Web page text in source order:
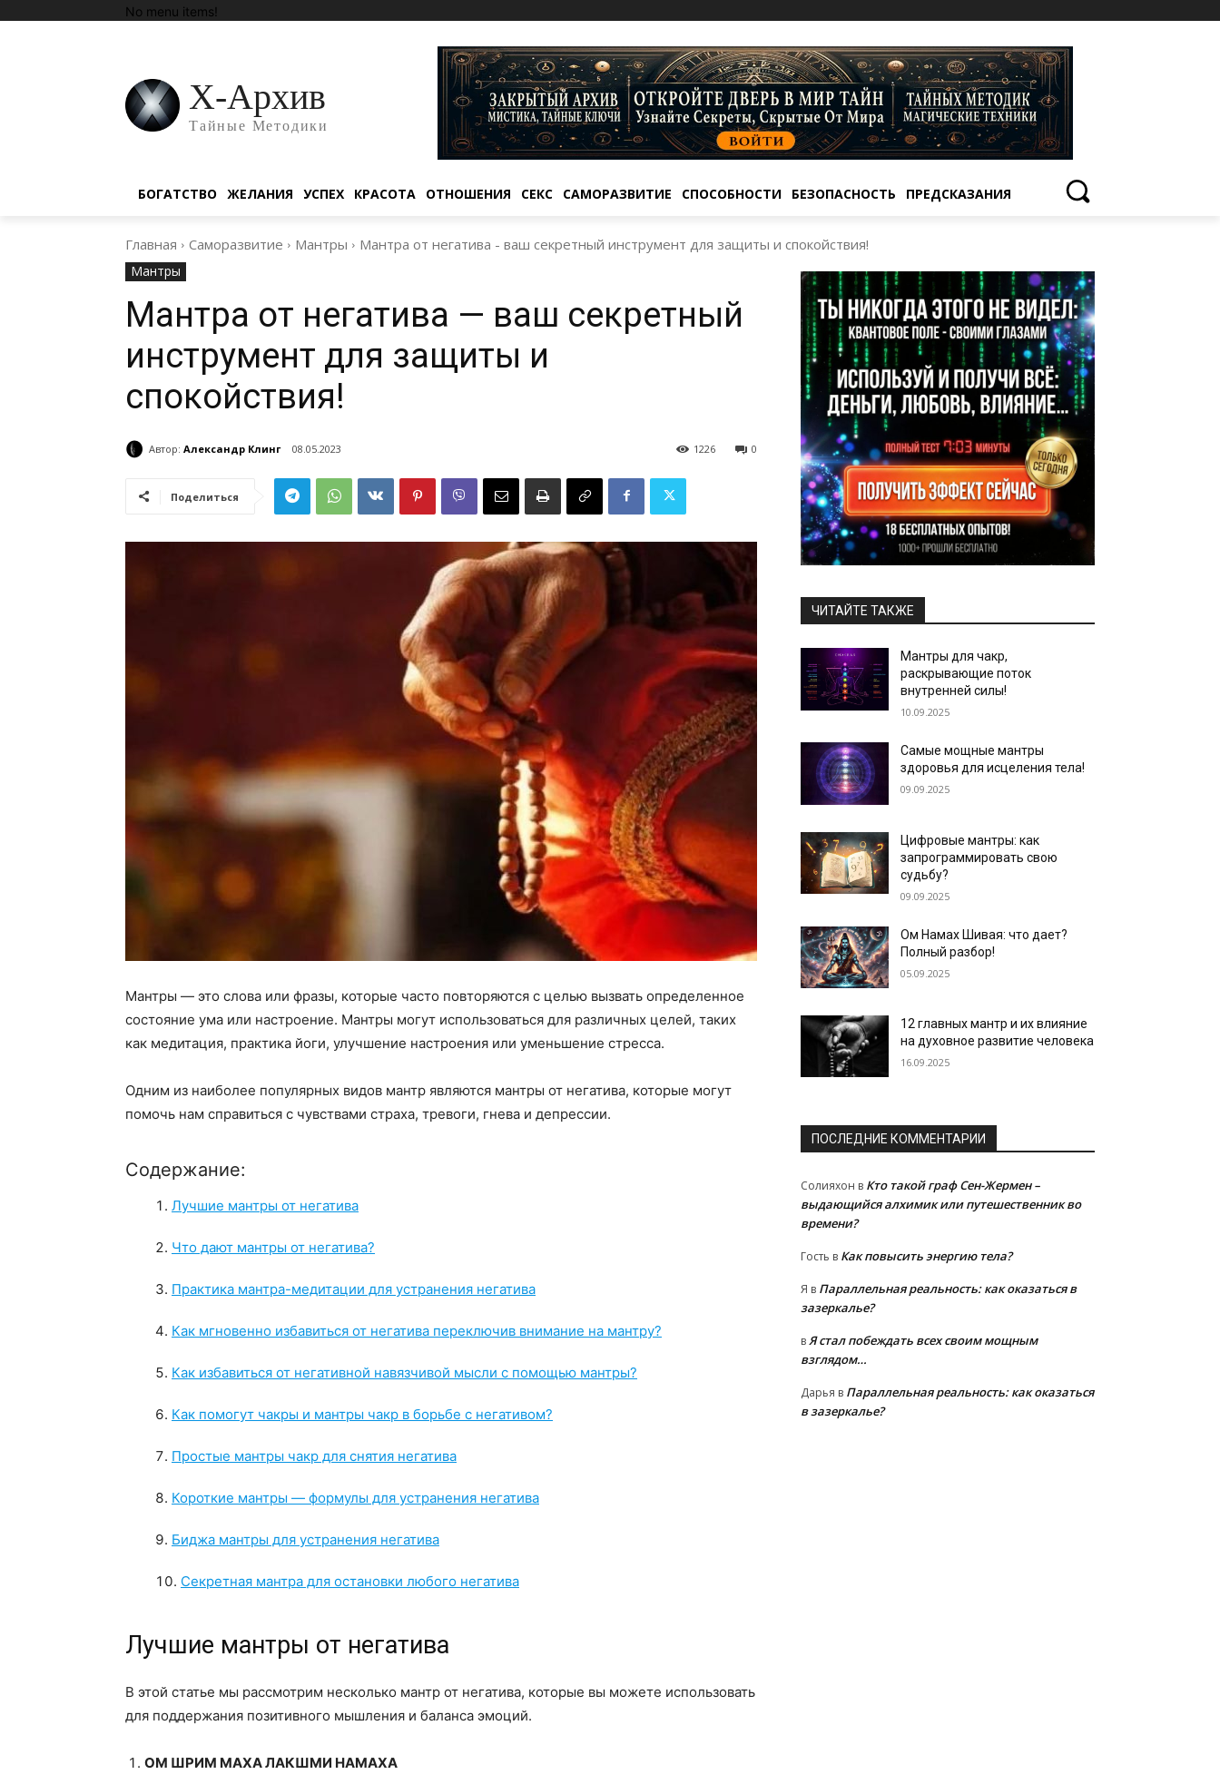
No menu items!
Х-Архив
Тайные Методики
БОГАТСТВО ЖЕЛАНИЯ УСПЕХ КРАСОТА ОТНОШЕНИЯ СЕКС САМОРАЗВИТИЕ СПОСОБНОСТИ БЕЗОПАСНОСТЬ ПРЕДСКАЗАНИЯ
Главная Саморазвитие Мантры Мантра от негатива - ваш секретный инструмент для защиты и спокойствия!
Мантры
Мантра от негатива — ваш секретный
инструмент для защиты и
спокойствия!
Автор: Александр Клинг 08.05.2023 0
1226
Поделиться
Мантры — это слова или фразы, которые часто повторяются с целью вызвать определенное
состояние ума или настроение. Мантры могут использоваться для различных целей, таких
как медитация, практика йоги, улучшение настроения или уменьшение стресса.
Одним из наиболее популярных видов мантр являются мантры от негатива, которые могут
помочь нам справиться с чувствами страха, тревоги, гнева и депрессии.
Содержание:
Лучшие мантры от негатива
Что дают мантры от негатива?
Практика мантра-медитации для устранения негатива
Как мгновенно избавиться от негатива переключив внимание на мантру?
Как избавиться от негативной навязчивой мысли с помощью мантры?
Как помогут чакры и мантры чакр в борьбе с негативом?
Простые мантры чакр для снятия негатива
Короткие мантры — формулы для устранения негатива
Биджа мантры для устранения негатива
Секретная мантра для остановки любого негатива
Лучшие мантры от негатива
В этой статье мы рассмотрим несколько мантр от негатива, которые вы можете использовать
для поддержания позитивного мышления и баланса эмоций.
ОМ ШРИМ МАХА ЛАКШМИ НАМАХА
ЧИТАЙТЕ ТАКЖЕ
Мантры для чакр,
раскрывающие поток
внутренней силы!
10.09.2025
Самые мощные мантры
здоровья для исцеления тела!
09.09.2025
Цифровые мантры: как
запрограммировать свою
судьбу?
09.09.2025
Ом Намах Шивая: что дает?
Полный разбор!
05.09.2025
12 главных мантр и их влияние
на духовное развитие человека
16.09.2025
ПОСЛЕДНИЕ КОММЕНТАРИИ
Солияхон в Кто такой граф Сен-Жермен –
выдающийся алхимик или путешественник во
времени?
Гость в Как повысить энергию тела?
Я в Параллельная реальность: как оказаться в
зазеркалье?
в Я стал побеждать всех своим мощным
взглядом…
Дарья в Параллельная реальность: как оказаться
в зазеркалье?